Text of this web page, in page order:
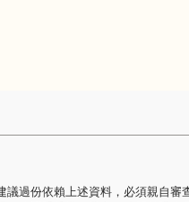
過份依賴上述資料，必須親自審